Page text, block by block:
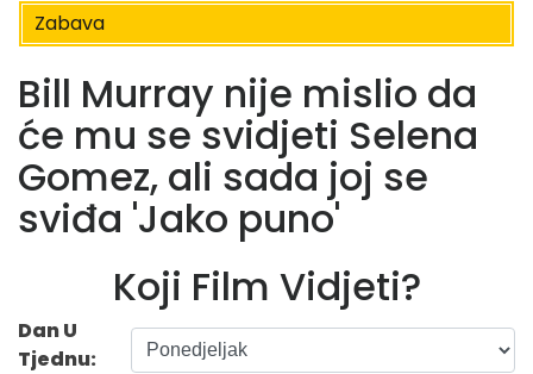
Zabava
Bill Murray nije mislio da
će mu se svidjeti Selena
Gomez, ali sada joj se
sviđa 'Jako puno'
Koji Film Vidjeti?
Dan U
Tjednu: